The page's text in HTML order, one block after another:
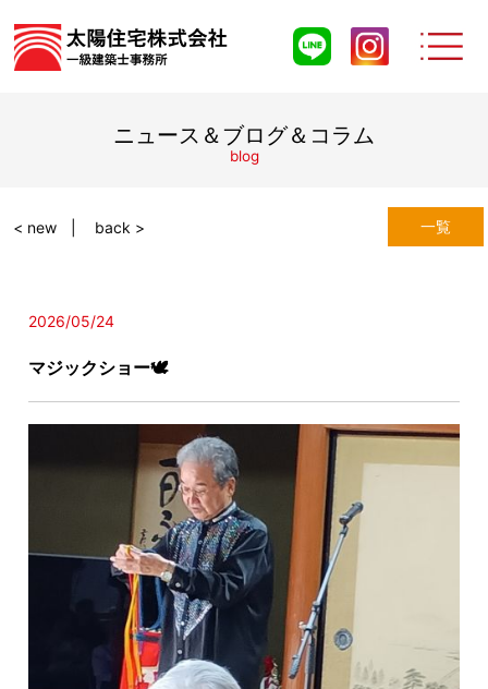
ニュース＆ブログ＆コラム
blog
一覧
< new back >
2026/05/24
マジックショー🕊